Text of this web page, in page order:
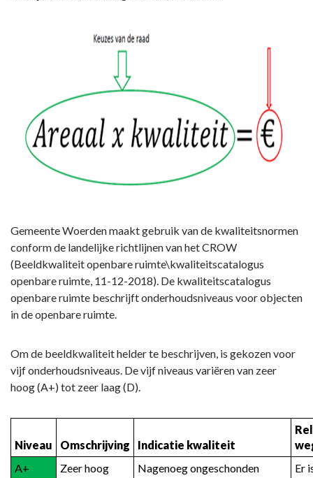
belangrijkste
projecten
hoofdonderwerp
Gemeente Woerden maakt gebruik van de kwaliteitsnormen
conform de landelijke richtlijnen van het CROW
(Beeldkwaliteit openbare ruimte\kwaliteitscatalogus
openbare ruimte, 11-12-2018). De kwaliteitscatalogus
openbare ruimte beschrijft onderhoudsniveaus voor objecten
in de openbare ruimte.
Om de beeldkwaliteit helder te beschrijven, is gekozen voor
vijf onderhoudsniveaus. De vijf niveaus variëren van zeer
hoog (A+) tot zeer laag (D).
Niveau Omschrijving Indicatie kwaliteit
A+
Zeer hoog Nagenoeg ongeschonden
Er